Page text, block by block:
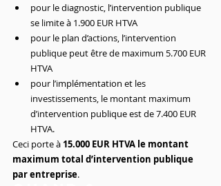
pour le diagnostic, l’intervention publique
se limite à 1.900 EUR HTVA
pour le plan d’actions, l’intervention
publique peut être de maximum 5.700 EUR
HTVA
pour l’implémentation et les
investissements, le montant maximum
d’intervention publique est de 7.400 EUR
HTVA.
Ceci porte à 15.000 EUR HTVA le montant
maximum total d’intervention publique
par entreprise.